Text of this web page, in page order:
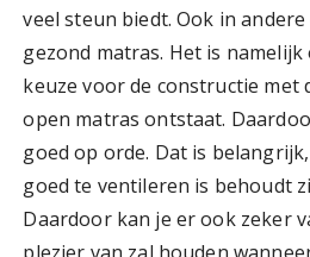
veel steun biedt. Ook in
gezond matras. Het is
keuze voor de constructie met
open matras ontstaat.
goed op orde. Dat is
goed te ventileren is behoudt
Daardoor kan je er ook zeker